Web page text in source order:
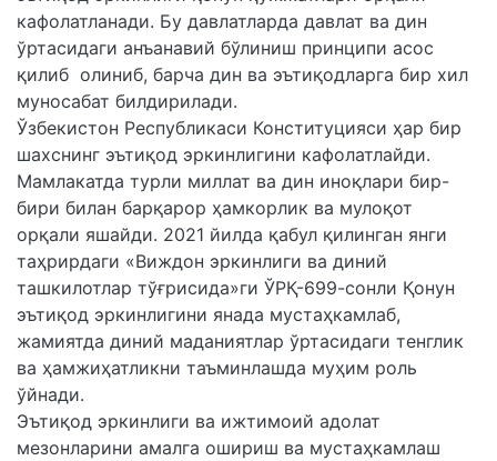
кафолатланади. Бу давлатларда давлат ва дин
ўртасидаги анъанавий бўлиниш принципи асос
қилиб олиниб, барча дин ва эътиқодларга бир хил
муносабат билдирилади.
Ўзбекистон Республикаси Конституцияси ҳар бир
шахснинг эътиқод эркинлигини кафолатлайди.
Мамлакатда турли миллат ва дин иноқлари бир-
бири билан барқарор ҳамкорлик ва мулоқот
орқали яшайди. 2021 йилда қабул қилинган янги
таҳрирдаги «Виждон эркинлиги ва диний
ташкилотлар тўғрисида»ги ЎРҚ-699-сонли Қонун
эътиқод эркинлигини янада мустаҳкамлаб,
жамиятда диний маданиятлар ўртасидаги тенглик
ва ҳамжиҳатликни таъминлашда муҳим роль
ўйнади.
Эътиқод эркинлиги ва ижтимоий адолат
мезонларини амалга ошириш ва мустаҳкамлаш